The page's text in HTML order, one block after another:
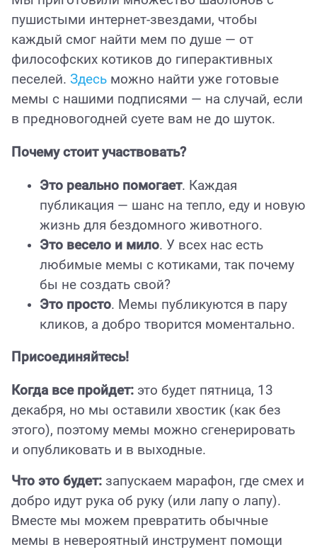
пушистыми интернет-звездами, чтобы
каждый смог найти мем по душе — от
философских котиков до гиперактивных
песелей. Здесь можно найти уже готовые
мемы с нашими подписями — на случай, если
в предновогодней суете вам не до шуток.
Почему стоит участвовать?
Это реально помогает. Каждая
публикация — шанс на тепло, еду и новую
жизнь для бездомного животного.
Это весело и мило. У всех нас есть
любимые мемы с котиками, так почему
бы не создать свой?
Это просто. Мемы публикуются в пару
кликов, а добро творится моментально.
Присоединяйтесь!
Когда все пройдет: это будет пятница, 13
декабря, но мы оставили хвостик (как без
этого), поэтому мемы можно сгенерировать
и опубликовать и в выходные.
Что это будет: запускаем марафон, где смех и
добро идут рука об руку (или лапу о лапу).
Вместе мы можем превратить обычные
мемы в невероятный инструмент помощи